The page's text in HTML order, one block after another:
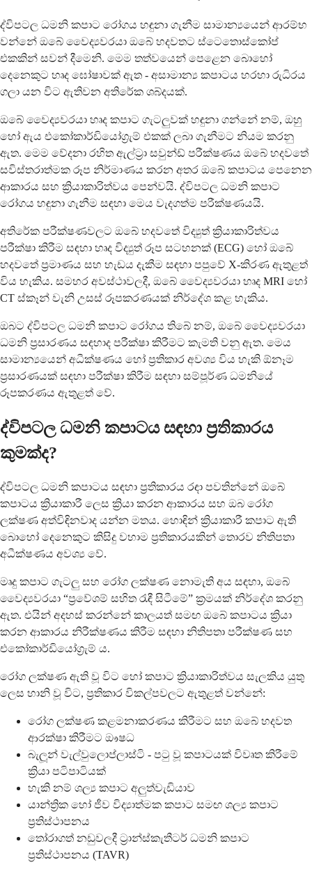
ද්විපටල ධමනි කපාට රෝගය හඳුනා ගැනීම සාමාන්‍යයෙන් ආරම්භ
වන්නේ ඔබේ වෛද්‍යවරයා ඔබේ හදවතට ස්ටෙතොස්කෝප්
එකකින් සවන් දීමෙනි. මෙම තත්වයෙන් පෙළෙන බොහෝ
දෙනෙකුට හෘද ඝෝෂාවක් ඇත - අසාමාන්‍ය කපාටය හරහා රුධිරය
ගලා යන විට ඇතිවන අතිරේක ශබ්දයක්.
ඔබේ වෛද්‍යවරයා හෘද කපාට ගැටලුවක් හඳුනා ගන්නේ නම්, ඔහු
හෝ ඇය එකෝකාර්ඩියෝග්‍රැම් එකක් ලබා ගැනීමට නියම කරනු
ඇත. මෙම වේදනා රහිත ඇල්ට්‍රා සවුන්ඩ් පරීක්ෂණය ඔබේ හදවතේ
සවිස්තරාත්මක රූප නිර්මාණය කරන අතර ඔබේ කපාටය පෙනෙන
ආකාරය සහ ක්‍රියාකාරිත්වය පෙන්වයි. ද්විපටල ධමනි කපාට
රෝගය හඳුනා ගැනීම සඳහා මෙය වැදගත්ම පරීක්ෂණයයි.
අතිරේක පරීක්ෂණවලට ඔබේ හදවතේ විද්‍යුත් ක්‍රියාකාරිත්වය
පරීක්ෂා කිරීම සඳහා හෘද විද්‍යුත් රූප සටහනක් (ECG) හෝ ඔබේ
හදවතේ ප්‍රමාණය සහ හැඩය දැකීම සඳහා පපුවේ X-කිරණ ඇතුළත්
විය හැකිය. සමහර අවස්ථාවලදී, ඔබේ වෛද්‍යවරයා හෘද MRI හෝ
CT ස්කෑන් වැනි උසස් රූපකරණයක් නිර්දේශ කළ හැකිය.
ඔබට ද්විපටල ධමනි කපාට රෝගය තිබේ නම්, ඔබේ වෛද්‍යවරයා
ධමනි ප්‍රසාරණය සඳහාද පරීක්ෂා කිරීමට කැමති වනු ඇත. මෙය
සාමාන්‍යයෙන් අධීක්ෂණය හෝ ප්‍රතිකාර අවශ්‍ය විය හැකි ඕනෑම
ප්‍රසාරණයක් සඳහා පරීක්ෂා කිරීම සඳහා සම්පූර්ණ ධමනියේ
රූපකරණය ඇතුළත් වේ.
ද්විපටල ධමනි කපාටය සඳහා ප්‍රතිකාරය
කුමක්ද?
ද්විපටල ධමනි කපාටය සඳහා ප්‍රතිකාරය රඳා පවතින්නේ ඔබේ
කපාටය ක්‍රියාකාරී ලෙස ක්‍රියා කරන ආකාරය සහ ඔබ රෝග
ලක්ෂණ අත්විඳිනවාද යන්න මතය. හොඳින් ක්‍රියාකාරී කපාට ඇති
බොහෝ දෙනෙකුට කිසිදු වහාම ප්‍රතිකාරයකින් තොරව නිතිපතා
අධීක්ෂණය අවශ්‍ය වේ.
මෘදු කපාට ගැටලු සහ රෝග ලක්ෂණ නොමැති අය සඳහා, ඔබේ
වෛද්‍යවරයා “ප්‍රවේශම් සහිත රැඳී සිටීමේ” ක්‍රමයක් නිර්දේශ කරනු
ඇත. එයින් අදහස් කරන්නේ කාලයත් සමඟ ඔබේ කපාටය ක්‍රියා
කරන ආකාරය නිරීක්ෂණය කිරීම සඳහා නිතිපතා පරීක්ෂණ සහ
එකෝකාර්ඩියෝග්‍රැම් ය.
රෝග ලක්ෂණ ඇති වූ විට හෝ කපාට ක්‍රියාකාරිත්වය සැලකිය යුතු
ලෙස හානි වූ විට, ප්‍රතිකාර විකල්පවලට ඇතුළත් වන්නේ:
රෝග ලක්ෂණ කළමනාකරණය කිරීමට සහ ඔබේ හදවත
ආරක්ෂා කිරීමට ඖෂධ
බැලූන් වැල්වුලොප්ලාස්ටි - පටු වූ කපාටයක් විවෘත කිරීමේ
ක්‍රියා පටිපාටියක්
හැකි නම් ශල්‍ය කපාට අලුත්වැඩියාව
යාන්ත්‍රික හෝ ජීව විද්‍යාත්මක කපාට සමඟ ශල්‍ය කපාට
ප්‍රතිස්ථාපනය
තෝරාගත් නඩුවලදී ට්‍රාන්ස්කැතීටර් ධමනි කපාට
ප්‍රතිස්ථාපනය (TAVR)